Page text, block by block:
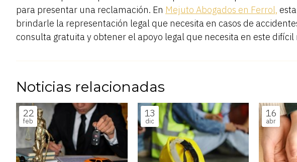
para presentar una reclamación. En Mejuto Abogados en Ferrol,
brindarle la representación legal que necesita en casos de
consulta gratuita y obtener el apoyo legal que necesita en este
Noticias relacionadas
22
feb
13
dic
16
abr